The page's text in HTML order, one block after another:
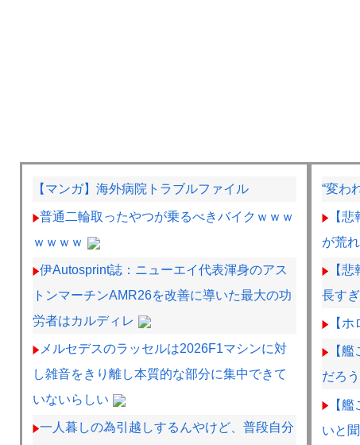
【マンガ】海外病院トラブルファイル
普通二輪取ったやつが乗るべきバイクｗｗｗ
ｗｗｗｗ
伊Autosprint誌：ニューエイ代表渾身のアス
トンマーチンAMR26を改善に導いた最大の功
労者はカルディレ
メルセデスのラッセルは2026F1マシンに対
し雑音をきり離し本質的な部分に集中できて
いないらしい
一人暮しの為引越しするんやけど、普段自分
“変わ
【
が荒
【
長す
【
【
だろ
【
いと